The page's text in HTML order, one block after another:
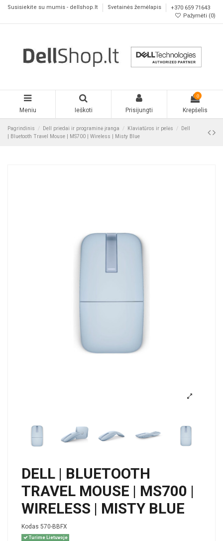
Susisiekite su mumis - dellshop.lt Svetainės žemėlapis
+370 659 71643
Pažymėti (0)
Meniu Ieškoti Prisijungti
0
Krepšelis
Pagrindinis Dell priedai ir programinė įranga Klaviatūros ir pelės
Dell
| Bluetooth Travel Mouse | MS700 | Wireless | Misty Blue
DELL | BLUETOOTH
TRAVEL MOUSE | MS700 |
WIRELESS | MISTY BLUE
Kodas 570-BBFX
Turime Lietuvoje